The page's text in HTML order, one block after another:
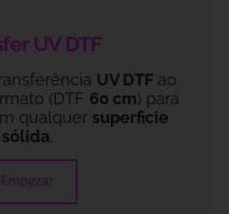
UV DTF
UV DTFao
(DTF 60 cm) para
qualquer superficie
sólida.
Empezar